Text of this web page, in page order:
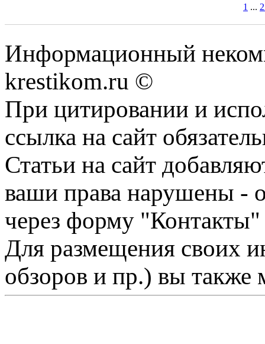
1 ...
Информационный
krestikom.ru ©
При цитировании и
ссылка на сайт
Статьи на сайт
ваши права нарушены -
через форму "Контакты"
Для размещения своих
обзоров и пр.) вы также